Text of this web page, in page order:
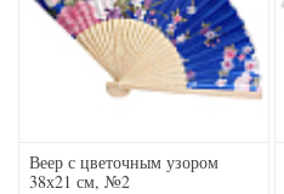
Веер с цветочным узором
38х21 см, №2